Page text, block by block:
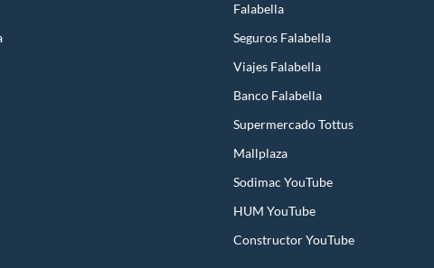
Falabella
Seguros Falabella
Viajes Falabella
Banco Falabella
Supermercado Tottus
Mallplaza
Sodimac YouTube
HUM YouTube
Constructor YouTube